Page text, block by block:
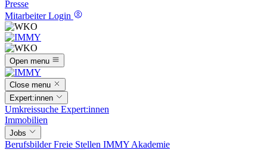
Presse
Mitarbeiter Login
Open menu
Close menu
Expert:innen
Umkreissuche Expert:innen
Immobilien
Jobs
BerufsbilderFreie Stellen IMMY Akademie